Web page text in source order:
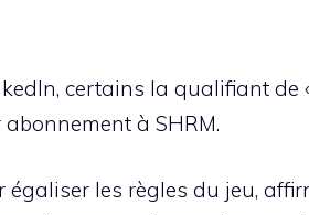
certains la qualifiant de
à SHRM.
égaliser les règles du jeu,